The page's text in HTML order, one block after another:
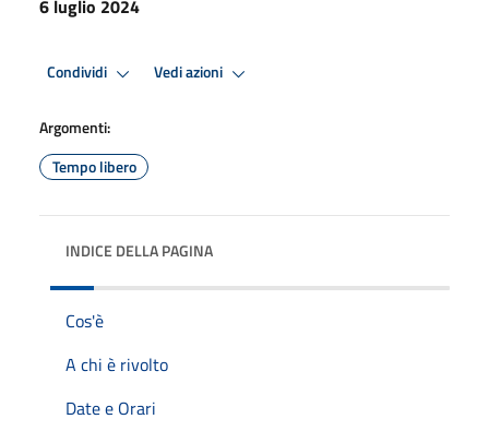
6 luglio 2024
Condividi Vedi azioni
Argomenti:
Tempo libero
INDICE DELLA PAGINA
Cos'è
A chi è rivolto
Date e Orari